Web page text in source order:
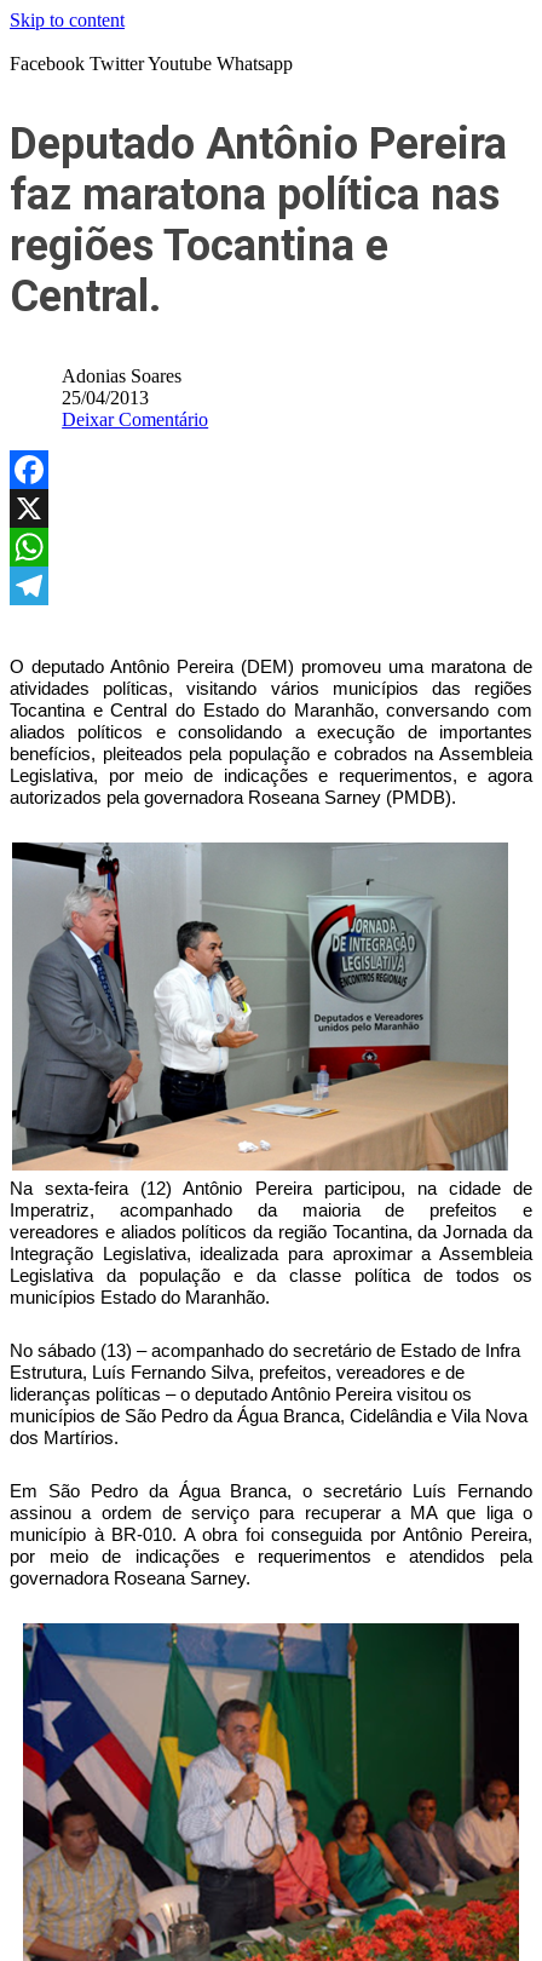
Skip to content
Facebook TwitterYoutube Whatsapp
Deputado Antônio Pereira
faz maratona política nas
regiões Tocantina e
Central.
Adonias Soares
25/04/2013
Deixar Comentário
Facebook
X
WhatsApp
O deputado Antônio Pereira (DEM) promoveu uma maratona de
atividades políticas, visitando vários municípios das regiões
Tocantina e Central do Estado do Maranhão, conversando com
aliados políticos e consolidando a execução de importantes
benefícios, pleiteados pela população e cobrados na Assembleia
Legislativa, por meio de indicações e requerimentos, e agora
autorizados pela governadora Roseana Sarney (PMDB).
Na sexta-feira (12) Antônio Pereira participou, na cidade de
Imperatriz, acompanhado da maioria de prefeitos e
vereadores e aliados políticos da região Tocantina, da Jornada da
Integração Legislativa, idealizada para aproximar a Assembleia
Legislativa da população e da classe política de todos os
municípios Estado do Maranhão.
No sábado (13) – acompanhado do secretário de Estado de Infra
Estrutura, Luís Fernando Silva, prefeitos, vereadores e de
lideranças políticas – o deputado Antônio Pereira visitou os
municípios de São Pedro da Água Branca, Cidelândia e Vila Nova
dos Martírios.
Em São Pedro da Água Branca, o secretário Luís Fernando
assinou a ordem de serviço para recuperar a MA que liga o
município à BR-010. A obra foi conseguida por Antônio Pereira,
por meio de indicações e requerimentos e atendidos pela
governadora Roseana Sarney.